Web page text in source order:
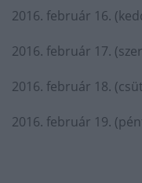
2016. február 16.
2016. február 17.
2016. február 18.
2016. február 19.